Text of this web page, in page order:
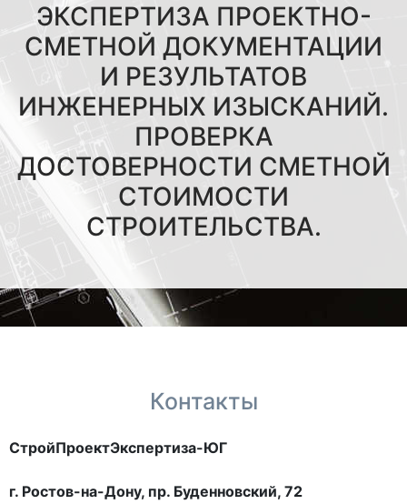
ЭКСПЕРТИЗА ПРОЕКТНО-
СМЕТНОЙ ДОКУМЕНТАЦИИ
И РЕЗУЛЬТАТОВ
ИНЖЕНЕРНЫХ ИЗЫСКАНИЙ.
ПРОВЕРКА
ДОСТОВЕРНОСТИ СМЕТНОЙ
СТОИМОСТИ
СТРОИТЕЛЬСТВА.
Контакты
СтройПроектЭкспертиза-ЮГ
г. Ростов-на-Дону, пр. Буденновский, 72